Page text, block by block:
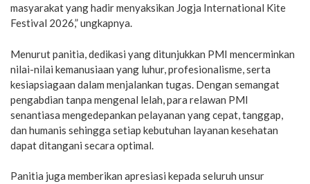
masyarakat yang hadir menyaksikan Jogja International Kite
Festival 2026,” ungkapnya.
Menurut panitia, dedikasi yang ditunjukkan PMI mencerminkan
nilai-nilai kemanusiaan yang luhur, profesionalisme, serta
kesiapsiagaan dalam menjalankan tugas. Dengan semangat
pengabdian tanpa mengenal lelah, para relawan PMI
senantiasa mengedepankan pelayanan yang cepat, tanggap,
dan humanis sehingga setiap kebutuhan layanan kesehatan
dapat ditangani secara optimal.
Panitia juga memberikan apresiasi kepada seluruh unsur